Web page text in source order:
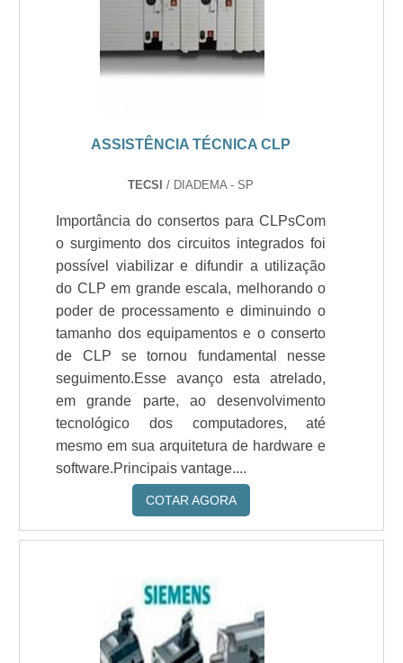
ASSISTÊNCIA TÉCNICA CLP
TECSI / DIADEMA - SP
Importância do consertos para CLPsCom
o surgimento dos circuitos integrados foi
possível viabilizar e difundir a utilização
do CLP em grande escala, melhorando o
poder de processamento e diminuindo o
tamanho dos equipamentos e o conserto
de CLP se tornou fundamental nesse
seguimento.Esse avanço esta atrelado,
em grande parte, ao desenvolvimento
tecnológico dos computadores, até
mesmo em sua arquitetura de hardware e
software.Principais vantage....
COTAR AGORA